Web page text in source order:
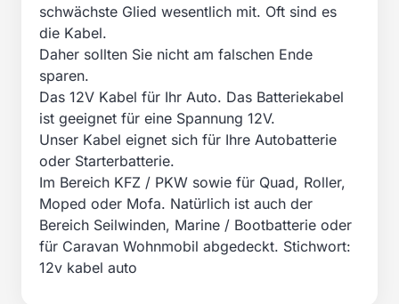
schwächste Glied wesentlich mit. Oft sind es
die Kabel.
Daher sollten Sie nicht am falschen Ende
sparen.
Das 12V Kabel für Ihr Auto. Das Batteriekabel
ist geeignet für eine Spannung 12V.
Unser Kabel eignet sich für Ihre Autobatterie
oder Starterbatterie.
Im Bereich KFZ / PKW sowie für Quad, Roller,
Moped oder Mofa. Natürlich ist auch der
Bereich Seilwinden, Marine / Bootbatterie oder
für Caravan Wohnmobil abgedeckt. Stichwort:
12v kabel auto